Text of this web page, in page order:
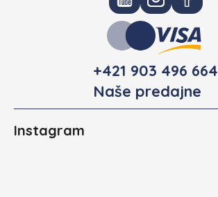
+421 903 496 664
Naše predajne
Instagram